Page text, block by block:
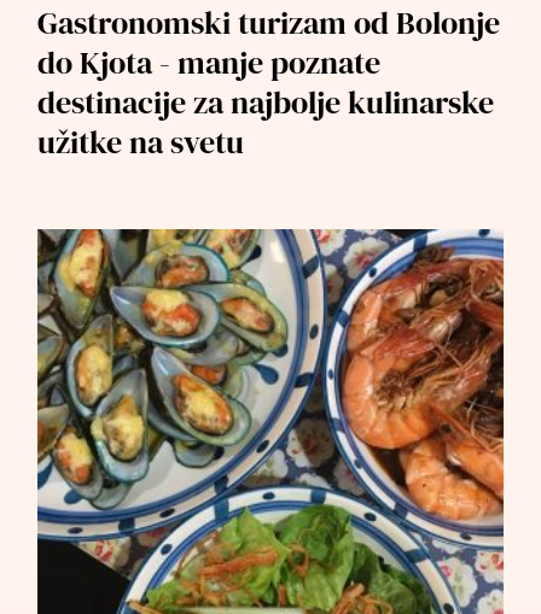
Gastronomski turizam od Bolonje
do Kjota - manje poznate
destinacije za najbolje kulinarske
užitke na svetu